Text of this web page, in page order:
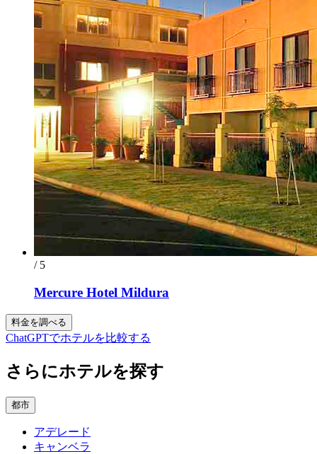
/ 5
Mercure Hotel Mildura
料金を調べる
ChatGPTでホテルを比較する
さらにホテルを探す
都市
アデレード
キャンベラ